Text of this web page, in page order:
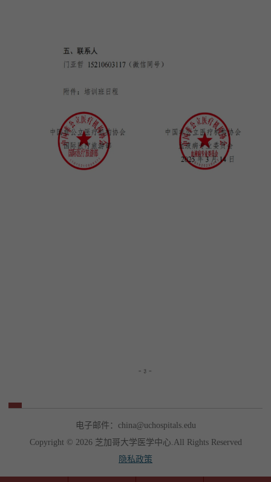
电子邮件：china@uchospitals.edu
Copyright © 2026 芝加哥大学医学中心.All Rights Reserved
隐私政策